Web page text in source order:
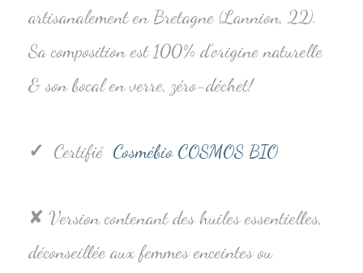
artisanalement en Bretagne (Lannion, 22).
Sa composition est 100% d’origine naturelle
& son bocal en verre, zéro-déchet!
✓ Certifié Cosmébio COSMOS BIO
✘ Version contenant des huiles essentielles,
déconseillée aux femmes enceintes ou